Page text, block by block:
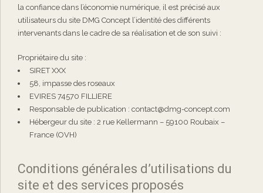
la confiance dans l’économie numérique, il est précisé aux
utilisateurs du site DMG Concept l’identité des différents
intervenants dans le cadre de sa réalisation et de son suivi :
Propriétaire du site :
SIRET XXX
58, impasse des roseaux
EVIRES 74570 FILLIERE
Responsable de publication : contact@dmg-concept.com
Hébergeur du site : 2 rue Kellermann – 59100 Roubaix –
France (OVH)
Conditions générales d’utilisations du
site et des services proposés